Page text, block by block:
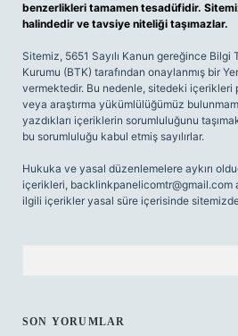
benzerlikleri tamamen tesadüfidir.
halindedir ve tavsiye niteliği taşımazlar.
Sitemiz, 5651 Sayılı Kanun gereğince
Kurumu (BTK) tarafından onaylanmış bir
vermektedir. Bu nedenle, sitedeki
veya araştırma yükümlülüğümüz
yazdıkları içeriklerin sorumluluğunu
bu sorumluluğu kabul etmiş sayılırlar.
Hukuka ve yasal düzenlemelere aykırı
içerikleri, backlinkpanelicomtr@gmail.com
ilgili içerikler yasal süre içerisinde
SON YORUMLAR